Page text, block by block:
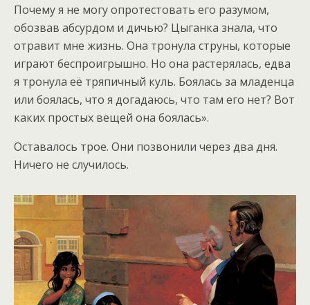
Почему я не могу опротестовать его разумом,
обозвав абсурдом и дичью? Цыганка знала, что
отравит мне жизнь. Она тронула струны, которые
играют беспроигрышно. Но она растерялась, едва
я тронула её тряпичный куль. Боялась за младенца
или боялась, что я догадаюсь, что там его нет? Вот
каких простых вещей она боялась».
Оставалось трое. Они позвонили через два дня.
Ничего не случилось.